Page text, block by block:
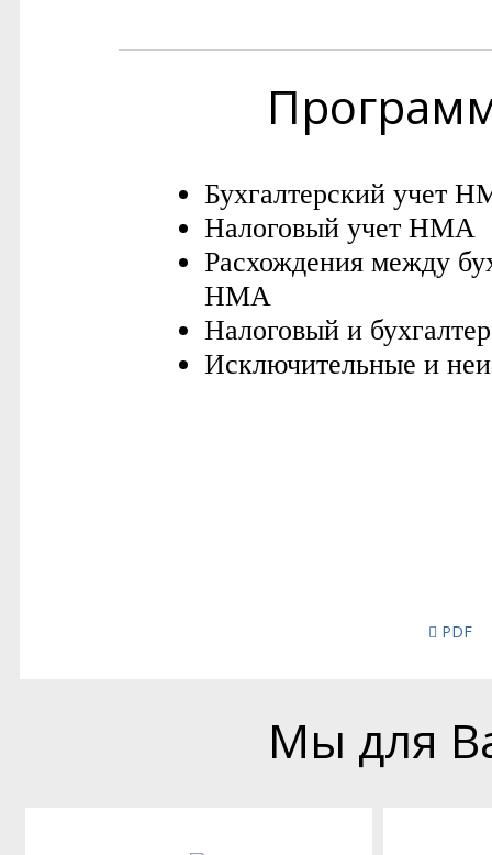
PDF
Мы для